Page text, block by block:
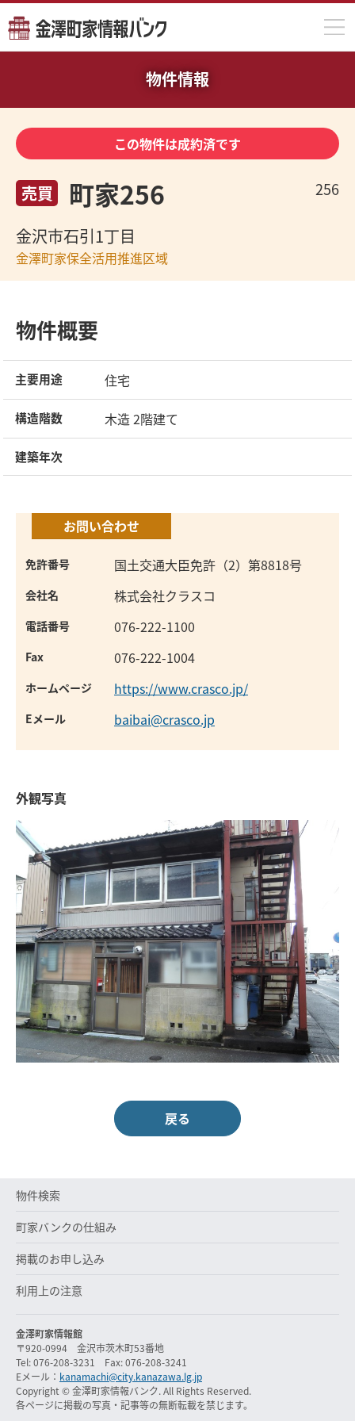
町家バンクの仕組み
掲載のお申し込み
利用上の注意
物件情報
この物件は成約済です
256
売買 町家256
金沢市石引1丁目
金澤町家保全活用推進区域
物件概要
主要用途 住宅
構造階数 木造 2階建て
建築年次
お問い合わせ
免許番号 国土交通大臣免許（2）第8818号
会社名 株式会社クラスコ
電話番号 076-222-1100
Fax 076-222-1004
ホームページ https://www.crasco.jp/
Eメール baibai@crasco.jp
外観写真
戻る
物件検索
町家バンクの仕組み
掲載のお申し込み
利用上の注意
金澤町家情報館
〒920-0994 金沢市茨木町53番地
Tel: 076-208-3231 Fax: 076-208-3241
Eメール： kanamachi@city.kanazawa.lg.jp
Copyright © 金澤町家情報バンク. All Rights Reserved.
各ページに掲載の写真・記事等の無断転載を禁じます。